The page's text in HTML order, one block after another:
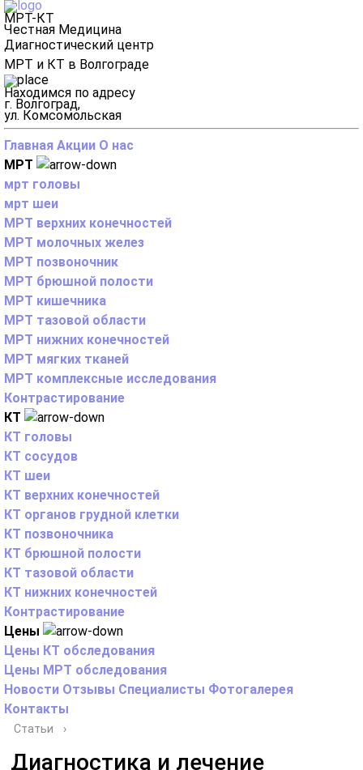
МРТ-КТ
Честная Медицина
Диагностический центр
МРТ и КТ в Волгограде
Находимся по адресу
г. Волгоград,
ул. Комсомольская
Главная Акции О нас
МРТ
мрт головы
мрт шеи
МРТ верхних конечностей
МРТ молочных желез
МРТ позвоночник
МРТ брюшной полости
МРТ кишечника
МРТ тазовой области
МРТ нижних конечностей
МРТ мягких тканей
МРТ комплексные исследования
Контрастирование
КТ
КТ головы
КТ сосудов
КТ шеи
КТ верхних конечностей
КТ органов грудной клетки
КТ позвоночника
КТ брюшной полости
КТ тазовой области
КТ нижних конечностей
Контрастирование
Цены
Цены КТ обследования
Цены МРТ обследования
Новости Отзывы Специалисты Фотогалерея
Контакты
Статьи ›
Диагностика и лечение